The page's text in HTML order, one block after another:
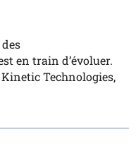
en train d’évoluer.
Technologies,